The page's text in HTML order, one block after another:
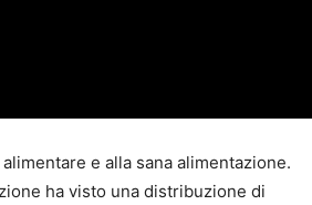
e alla sana alimentazione.
ha visto una distribuzione di